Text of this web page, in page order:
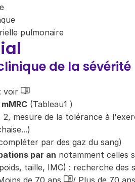
pulmonaire
de la sévérité
: voir
(Tableau1 )
2, mesure de la tolérance à
par des gaz du sang)
par an notamment celles
taille, IMC) : recherche des
de 70 ans
/ Plus de 70 ans